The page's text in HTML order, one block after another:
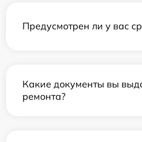
Предусмотрен ли у вас
Какие документы вы
ремонта?